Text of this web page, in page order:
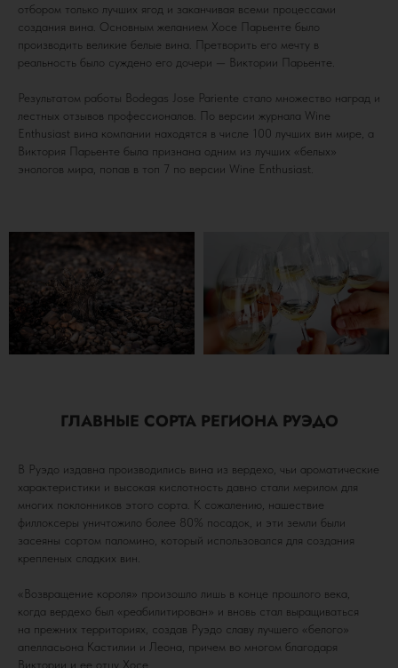
отбором только лучших ягод и заканчивая всеми процессами
создания вина. Основным желанием Хосе Парьенте было
производить великие белые вина. Претворить его мечту в
реальность было суждено его дочери — Виктории Парьенте.
Результатом работы Bodegas Jose Pariente стало множество наград и
лестных отзывов профессионалов. По версии журнала Wine
Enthusiast вина компании находятся в числе 100 лучших вин мире, а
Виктория Парьенте была признана одним из лучших «белых»
энологов мира, попав в топ 7 по версии Wine Enthusiast.
ГЛАВНЫЕ СОРТА РЕГИОНА РУЭДО
В Руэдо издавна производились вина из вердехо, чьи ароматические
характеристики и высокая кислотность давно стали мерилом для
многих поклонников этого сорта. К сожалению, нашествие
филлоксеры уничтожило более 80% посадок, и эти земли были
засеяны сортом паломино, который использовался для создания
крепленых сладких вин.
«Возвращение короля» произошло лишь в конце прошлого века,
когда вердехо был «реабилитирован» и вновь стал выращиваться
на прежних территориях, создав Руэдо славу лучшего «белого»
апелласьона Кастилии и Леона, причем во многом благодаря
Виктории и ее отцу Хосе.